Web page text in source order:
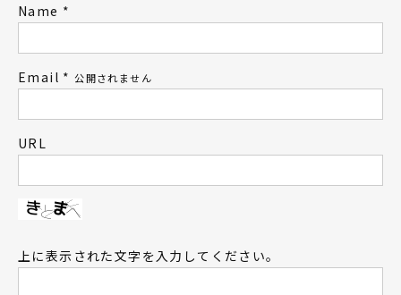
Name *
Email * 公開されません
URL
上に表示された文字を入力してください。